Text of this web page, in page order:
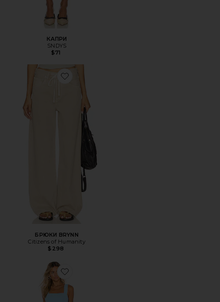
КАПРИ
SNDYS
$71
Favorite БРЮКИ BRYNN
БРЮКИ BRYNN
Citizens of Humanity
$298
Favorite МИНИ ПЛАТЬЕ ACE